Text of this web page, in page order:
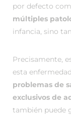
por defecto
múltiples
infancia, sino
Precisamente,
esta
problemas de
exclusivos de
también puede